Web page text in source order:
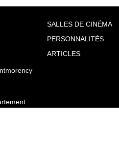
SALLES DE CINÉMA
PERSONNALITÉS
ARTICLES